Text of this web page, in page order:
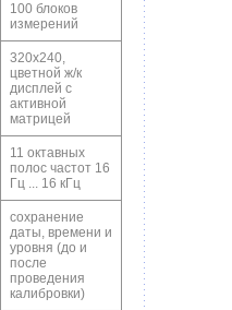
100 блоков
измерений
320х240,
цветной ж/к
дисплей с
активной
матрицей
11 октавных
полос частот 16
Гц ... 16 кГц
сохранение
даты, времени и
уровня (до и
после
проведения
калибровки)